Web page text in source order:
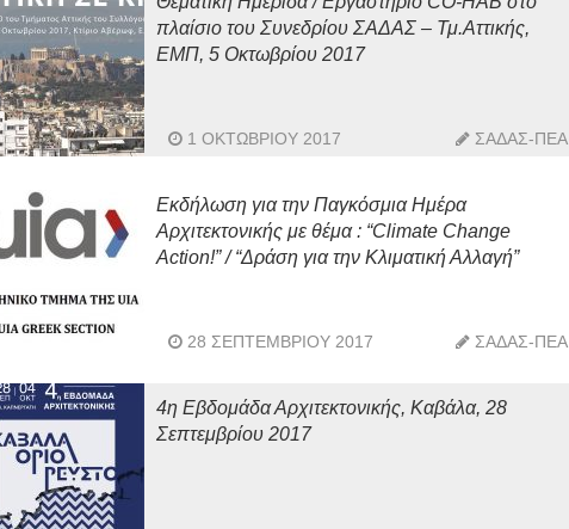
πλαίσιο του Συνεδρίου ΣΑΔΑΣ – Τμ.Αττικής,
ΕΜΠ, 5 Οκτωβρίου 2017
1 ΟΚΤΩΒΡΊΟΥ 2017 ΣΑΔΑΣ-ΠΕΑ
Εκδήλωση για την Παγκόσμια Ημέρα
Αρχιτεκτονικής με θέμα : “Climate Change
Action!” / “Δράση για την Κλιματική Αλλαγή”
28 ΣΕΠΤΕΜΒΡΊΟΥ 2017 ΣΑΔΑΣ-ΠΕΑ
4η Εβδομάδα Αρχιτεκτονικής, Καβάλα, 28
Σεπτεμβρίου 2017